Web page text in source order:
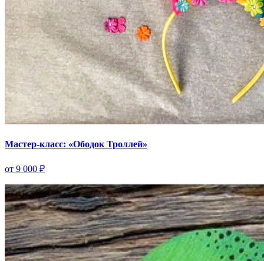
Мастер-класс: «Ободок Троллей»
от 9 000 ₽